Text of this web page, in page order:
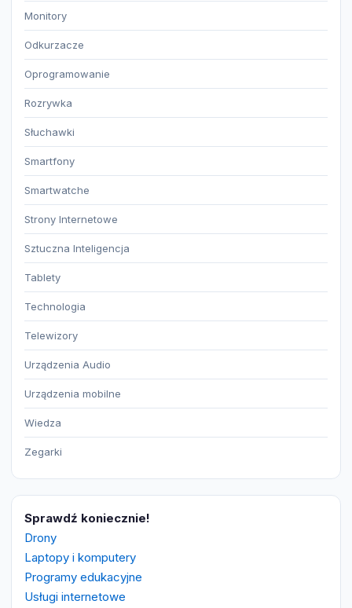
Monitory
Odkurzacze
Oprogramowanie
Rozrywka
Słuchawki
Smartfony
Smartwatche
Strony Internetowe
Sztuczna Inteligencja
Tablety
Technologia
Telewizory
Urządzenia Audio
Urządzenia mobilne
Wiedza
Zegarki
Sprawdź koniecznie!
Drony
Laptopy i komputery
Programy edukacyjne
Usługi internetowe